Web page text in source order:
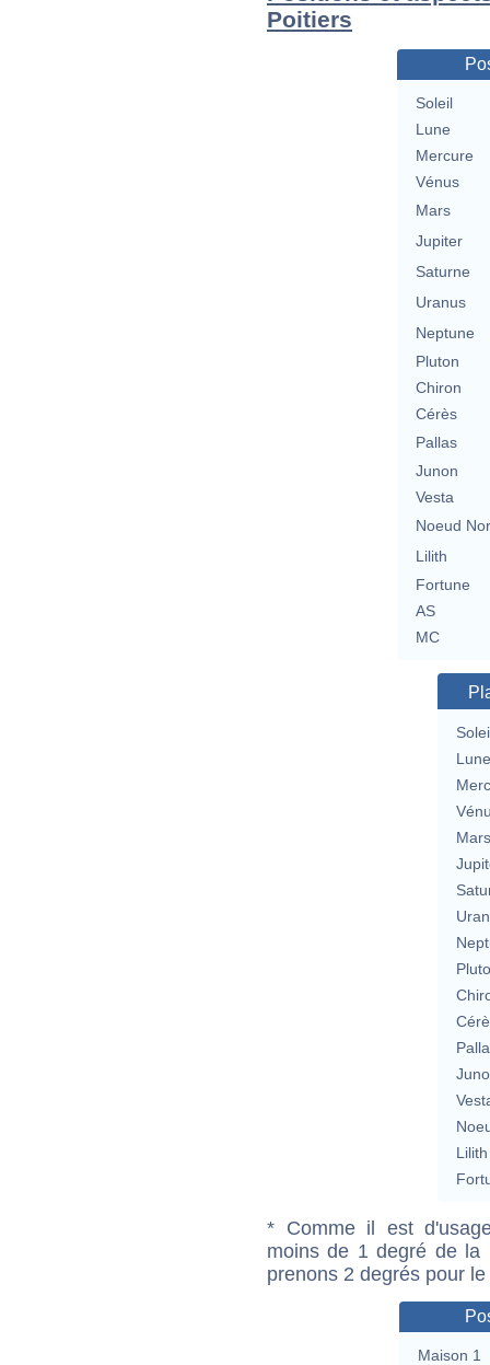
Poitiers
Soleil
Lune
Mercure
Vénus
Mars
Jupiter
Saturne
Uranus
Neptune
Pluton
Chiron
Cérès
Pallas
Junon
Vesta
Noeud
Lilith
Fortune
AS
MC
Lune
Mars
Lilith
* Comme il est
moins de 1 degré de la
prenons 2 degrés pour
Maison 1